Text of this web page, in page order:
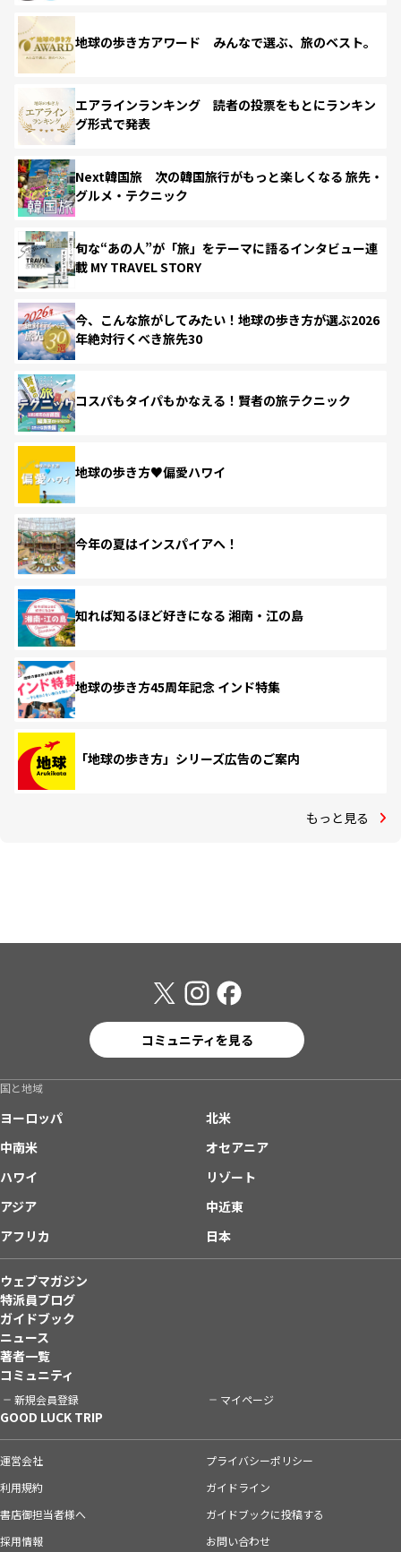
地球の歩き方アワード みんなで選ぶ、旅のベスト。
エアラインランキング 読者の投票をもとにランキン
グ形式で発表
Next韓国旅 次の韓国旅行がもっと楽しくなる 旅先・
グルメ・テクニック
旬な“あの人”が「旅」をテーマに語るインタビュー連
載 MY TRAVEL STORY
今、こんな旅がしてみたい！地球の歩き方が選ぶ2026
年絶対行くべき旅先30
コスパもタイパもかなえる！賢者の旅テクニック
地球の歩き方♥偏愛ハワイ
今年の夏はインスパイアへ！
知れば知るほど好きになる 湘南・江の島
地球の歩き方45周年記念 インド特集
「地球の歩き方」シリーズ広告のご案内
もっと見る
コミュニティを見る
国と地域
ヨーロッパ
北米
中南米
オセアニア
ハワイ
リゾート
アジア
中近東
アフリカ
日本
ウェブマガジン
特派員ブログ
ガイドブック
ニュース
著者一覧
コミュニティ
新規会員登録 マイページ
GOOD LUCK TRIP
運営会社
プライバシーポリシー
利用規約
ガイドライン
書店御担当者様へ
ガイドブックに投稿する
採用情報
お問い合わせ